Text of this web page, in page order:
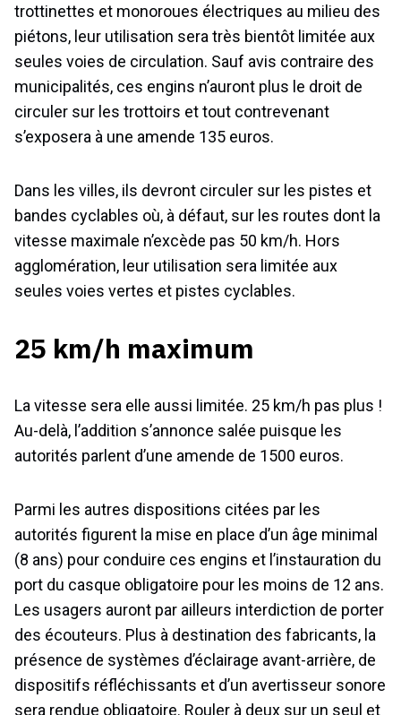
trottinettes et monoroues électriques au milieu des
piétons, leur utilisation sera très bientôt limitée aux
seules voies de circulation. Sauf avis contraire des
municipalités, ces engins n’auront plus le droit de
circuler sur les trottoirs et tout contrevenant
s’exposera à une amende 135 euros.
Dans les villes, ils devront circuler sur les pistes et
bandes cyclables où, à défaut, sur les routes dont la
vitesse maximale n’excède pas 50 km/h. Hors
agglomération, leur utilisation sera limitée aux
seules voies vertes et pistes cyclables.
25 km/h maximum
La vitesse sera elle aussi limitée. 25 km/h pas plus !
Au-delà, l’addition s’annonce salée puisque les
autorités parlent d’une amende de 1500 euros.
Parmi les autres dispositions citées par les
autorités figurent la mise en place d’un âge minimal
(8 ans) pour conduire ces engins et l’instauration du
port du casque obligatoire pour les moins de 12 ans.
Les usagers auront par ailleurs interdiction de porter
des écouteurs. Plus à destination des fabricants, la
présence de systèmes d’éclairage avant-arrière, de
dispositifs réfléchissants et d’un avertisseur sonore
sera rendue obligatoire. Rouler à deux sur un seul et